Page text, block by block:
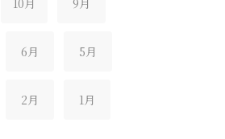
10月 9月
6月 5月
2月 1月